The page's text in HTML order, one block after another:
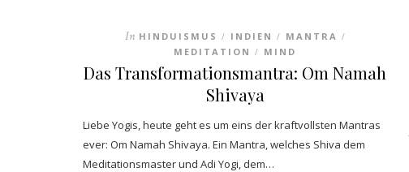
In HINDUISMUS / INDIEN / MANTRA /
MEDITATION / MIND
Das Transformationsmantra: Om Namah
Shivaya
Liebe Yogis, heute geht es um eins der kraftvollsten Mantras
ever: Om Namah Shivaya. Ein Mantra, welches Shiva dem
Meditationsmaster und Adi Yogi, dem…